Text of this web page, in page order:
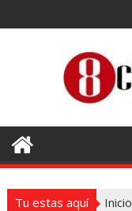
al
Tu estas aquí Inicio